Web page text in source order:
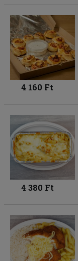
4 160 Ft
4 380 Ft